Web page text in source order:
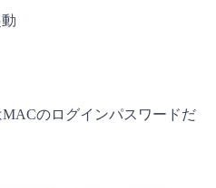
のログインパスワードだ